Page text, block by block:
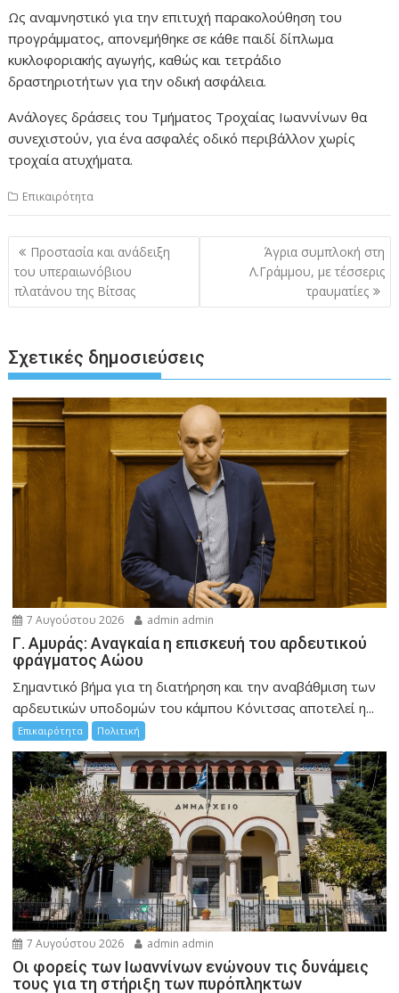
Ως αναμνηστικό για την επιτυχή παρακολούθηση του
προγράμματος, απονεμήθηκε σε κάθε παιδί δίπλωμα
κυκλοφοριακής αγωγής, καθώς και τετράδιο
δραστηριοτήτων για την οδική ασφάλεια.
Ανάλογες δράσεις του Τμήματος Τροχαίας Ιωαννίνων θα
συνεχιστούν, για ένα ασφαλές οδικό περιβάλλον χωρίς
τροχαία ατυχήματα.
Επικαιρότητα
Πλοήγηση
άρθρων
Προστασία και ανάδειξη
του υπεραιωνόβιου
πλατάνου της Βίτσας
Άγρια συμπλοκή στη
Λ.Γράμμου, με τέσσερις
τραυματίες
Σχετικές δημοσιεύσεις
7 Αυγούστου 2026 admin admin
Γ. Αμυράς: Αναγκαία η επισκευή του αρδευτικού
φράγματος Αώου
Σημαντικό βήμα για τη διατήρηση και την αναβάθμιση των
αρδευτικών υποδομών του κάμπου Κόνιτσας αποτελεί η...
Επικαιρότητα Πολιτική
7 Αυγούστου 2026 admin admin
Οι φορείς των Ιωαννίνων ενώνουν τις δυνάμεις
τους για τη στήριξη των πυρόπληκτων